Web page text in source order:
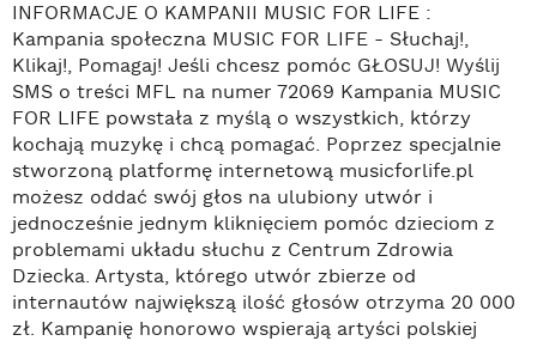
INFORMACJE O KAMPANII MUSIC FOR LIFE :
Kampania społeczna MUSIC FOR LIFE - Słuchaj!,
Klikaj!, Pomagaj! Jeśli chcesz pomóc GŁOSUJ! Wyślij
SMS o treści MFL na numer 72069 Kampania MUSIC
FOR LIFE powstała z myślą o wszystkich, którzy
kochają muzykę i chcą pomagać. Poprzez specjalnie
stworzoną platformę internetową musicforlife.pl
możesz oddać swój głos na ulubiony utwór i
jednocześnie jednym kliknięciem pomóc dzieciom z
problemami układu słuchu z Centrum Zdrowia
Dziecka. Artysta, którego utwór zbierze od
internautów największą ilość głosów otrzyma 20 000
zł. Kampanię honorowo wspierają artyści polskiej